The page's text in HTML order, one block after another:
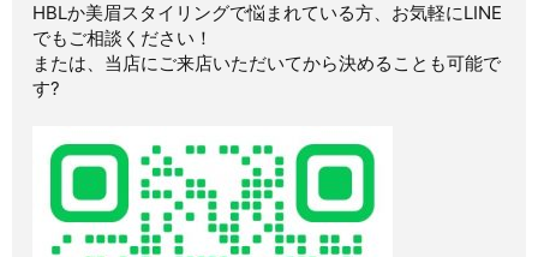
HBLか美眉スタイリングで悩まれている方、お気軽にLINE
でもご相談ください！
または、当店にご来店いただいてから決めることも可能で
す?